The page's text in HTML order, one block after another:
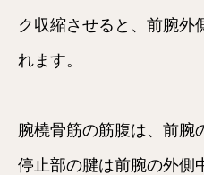
ク収縮させると、前腕外
れます。
腕橈骨筋の筋腹は、前腕
停止部の腱は前腕の外側